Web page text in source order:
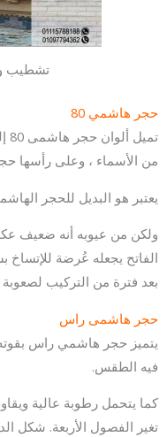
تشطيب
حجر هاشمي 80
من الأسماء ، وعلى رأسها
يعتبر هو البديل للحجر
ولكن من عيوبه أنه ضعيف
الفاتح يجعله عُرضة للإتساخ
بعد فترة من التركيب لصعوبة
حجر هاشمى راس
يتميز حجر هاشمي راس
فيه الطقس.
كما يتحمل رطوبة عالية
تغير الفصول الأربعة. شكل